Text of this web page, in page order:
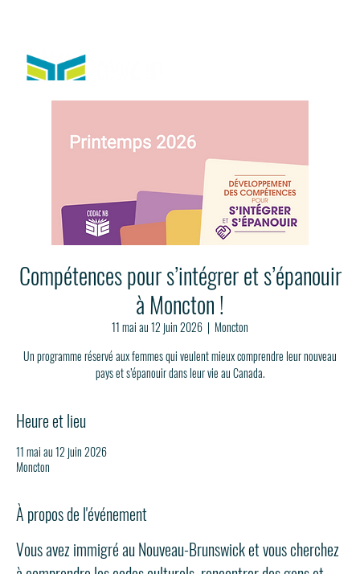
Compétences pour s’intégrer et s’épanouir
à Moncton !
11 mai au 12 juin 2026
  |
Moncton
Un programme réservé aux femmes qui veulent mieux comprendre leur nouveau
pays et s’épanouir dans leur vie au Canada.
Heure et lieu
11 mai au 12 juin 2026
Moncton
À propos de l'événement
Vous avez immigré au Nouveau-Brunswick et vous cherchez